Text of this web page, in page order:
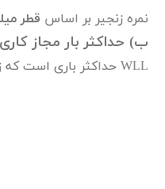
نمره زنجیر بر اساس قطر
ب) حداکثر بار مجاز
WLL حداکثر باری است که